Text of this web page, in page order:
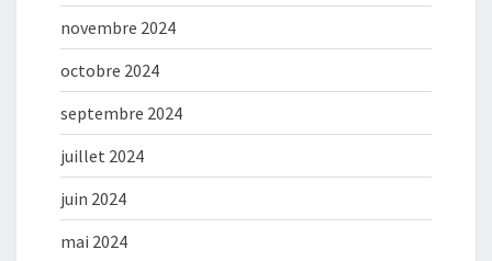
novembre 2024
octobre 2024
septembre 2024
juillet 2024
juin 2024
mai 2024